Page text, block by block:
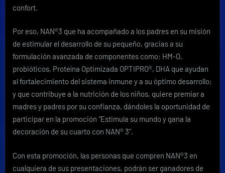
con
NAN®3
confort.
Por eso, NAN®3 que ha acompañado a los padres en su misión
de estimular el desarrollo de su pequeño, gracias a su
formulación avanzada de componentes como: HM-O,
probióticos, Proteína Optimizada OPTIPRO®, DHA que ayudan
al fortalecimiento del sistema inmune y a su óptimo desarrollo;
y que contribuye a la nutrición de los niños, quiere premiar a
madres y padres por su confianza, dándoles la oportunidad de
participar en la promoción “Estimula su mundo y gana la
decoración de su cuarto con NAN® 3”.
Con esta promoción, las personas que compren NAN®3 en
cualquiera de sus presentaciones, podrán ser ganadores de